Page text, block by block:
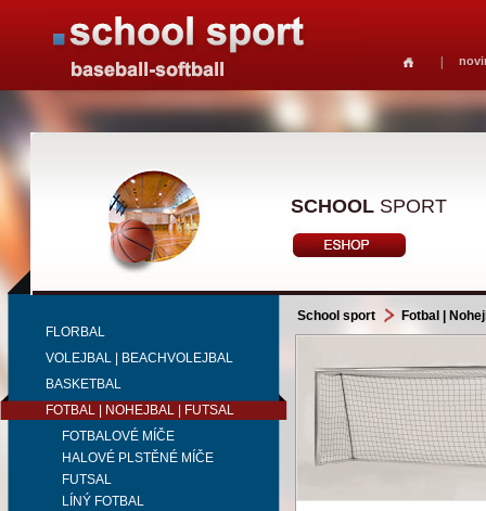
SCHOOL SPORT
FLORBAL
VOLEJBAL | BEACHVOLEJBAL
BASKETBAL
FOTBAL | NOHEJBAL | FUTSAL
FOTBALOVÉ MÍČE
HALOVÉ PLSTĚNÉ MÍČE
FUTSAL
LÍNÝ FOTBAL
School sport Fotbal |